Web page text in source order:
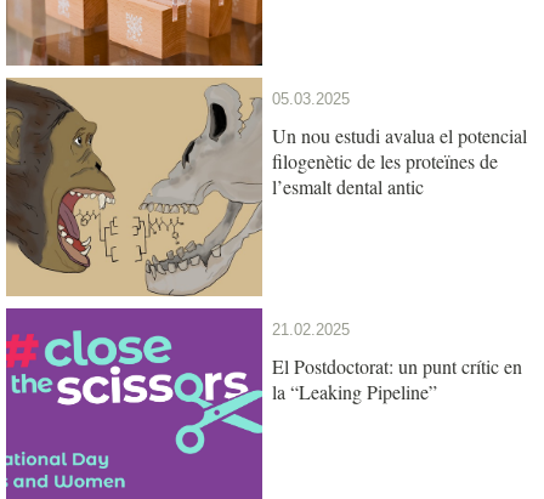
05.03.2025
Un nou estudi avalua el potencial
filogenètic de les proteïnes de
l’esmalt dental antic
21.02.2025
El Postdoctorat: un punt crític en
la “Leaking Pipeline”